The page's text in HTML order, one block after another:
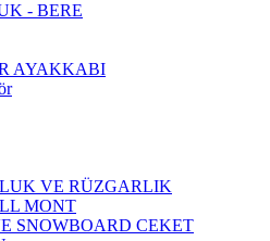
- BERE
AYAKKABI
VE RÜZGARLIK
MONT
SNOWBOARD CEKET